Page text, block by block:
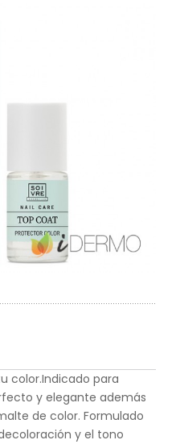
color.Indicado para
y elegante además
de color. Formulado
y el tono